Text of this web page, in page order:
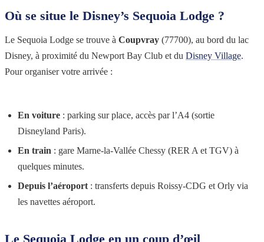
Où se situe le Disney’s Sequoia Lodge ?
Le Sequoia Lodge se trouve à Coupvray (77700), au bord du lac
Disney, à proximité du Newport Bay Club et du Disney Village.
Pour organiser votre arrivée :
En voiture : parking sur place, accès par l’A4 (sortie
Disneyland Paris).
En train : gare Marne-la-Vallée Chessy (RER A et TGV) à
quelques minutes.
Depuis l’aéroport: transferts depuis Roissy-CDG et Orly via
les navettes aéroport.
Le Sequoia Lodge en un coup d’œil